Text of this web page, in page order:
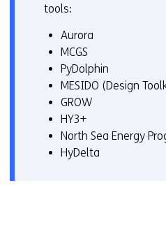
tools:
Aurora
MCGS
PyDolphin
MESIDO (Design
GROW
HY3+
North Sea Energy
HyDelta